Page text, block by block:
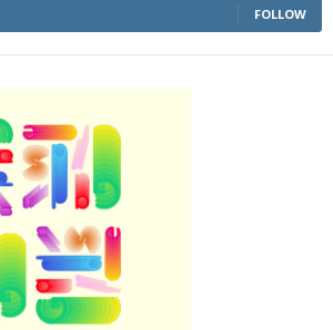
FOLLOW